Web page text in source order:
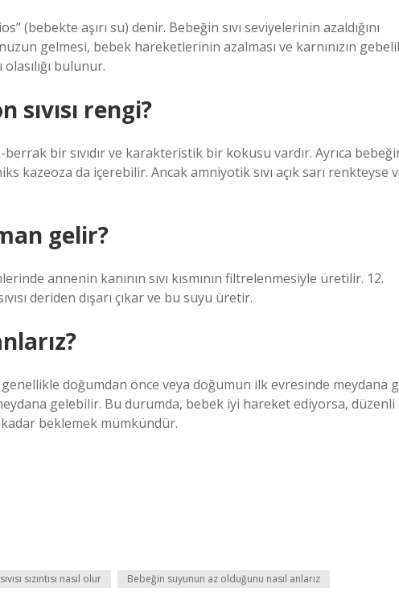
(bebekte aşırı su) denir. Bebeğin sıvı seviyelerinin azaldığını
gelmesi, bebek hareketlerinin azalması ve karnınızın
bulunur.
sıvısı rengi?
bir sıvıdır ve karakteristik bir kokusu vardır. Ayrıca
kazeoza da içerebilir. Ancak amniyotik sıvı açık sarı renkteyse
gelir?
annenin kanının sıvı kısmının filtrelenmesiyle üretilir. 12.
deriden dışarı çıkar ve bu suyu üretir.
doğumdan önce veya doğumun ilk evresinde meydana
gelebilir. Bu durumda, bebek iyi hareket ediyorsa, düzenli
beklemek mümkündür.
sızıntısı nasıl olur Bebeğin suyunun az olduğunu nasıl anlarız